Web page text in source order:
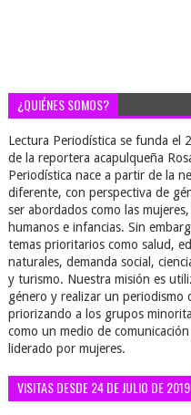
¿QUIÉNES SOMOS?
Lectura Periodística se funda el
de la reportera acapulqueña
Periodística nace a partir de la
diferente, con perspectiva de
ser abordados como las
humanos e infancias. Sin
temas prioritarios como salud,
naturales, demanda social,
y turismo. Nuestra misión es
género y realizar un periodismo
priorizando a los grupos
como un medio de
liderado por mujeres.
VISITAS DESDE 24 DE JULIO DE 2019